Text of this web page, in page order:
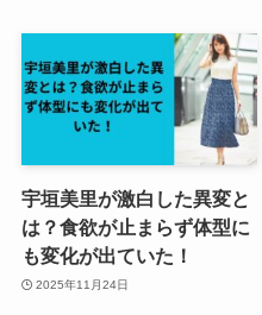
宇垣美里が激白した異変と
は？食欲が止まらず体型に
も変化が出ていた！
2025年11月24日